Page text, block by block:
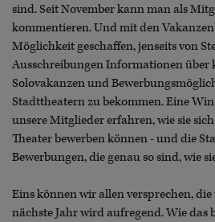
sind. Seit November kann man als
kommentieren. Und mit den
Möglichkeit geschaffen, jenseits von
Ausschreibungen Informationen über
Solovakanzen und
Stadttheatern zu bekommen. Eine
unsere Mitglieder erfahren, wie sie
Theater bewerben können - und die
Bewerbungen, die genau so sind, wie
Eins können wir allen versprechen, die
nächste Jahr wird aufregend. Wie das